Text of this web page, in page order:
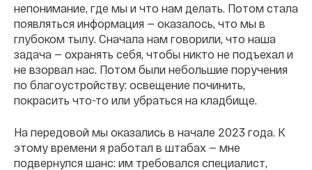
непонимание, где мы и что нам делать. Потом стала
появляться информация — оказалось, что мы в
глубоком тылу. Сначала нам говорили, что наша
задача — охранять себя, чтобы никто не подъехал и
не взорвал нас. Потом были небольшие поручения
по благоустройству: освещение починить,
покрасить что-то или убраться на кладбище.
На передовой мы оказались в начале 2023 года. К
этому времени я работал в штабах — мне
подвернулся шанс: им требовался специалист,